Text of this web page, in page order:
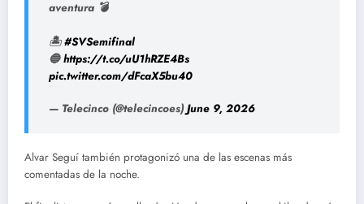
aventura 💣
🏝️#SVSemifinal
🔵https://t.co/uU1hRZE4Bs
pic.twitter.com/dFcaX5bu40
— Telecinco (@telecincoes) June 9, 2026
Alvar Seguí también protagonizó una de las escenas más
comentadas de la noche.